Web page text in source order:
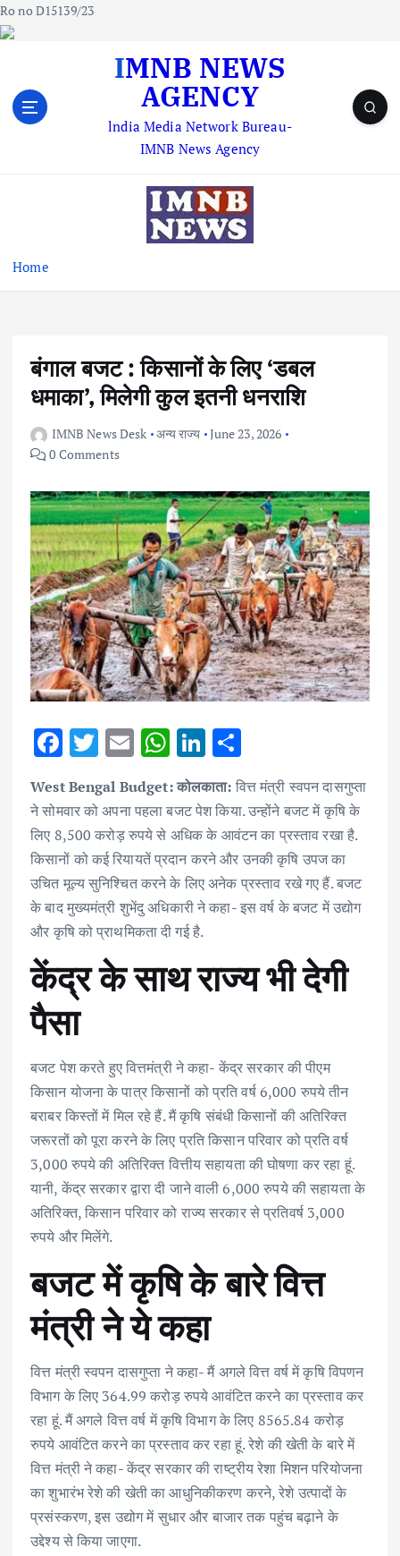
Ro no D15139/23
IMNB NEWS
AGENCY
lndia Media Network Bureau-
IMNB News Agency
Home
बंगाल बजट : किसानों के लिए ‘डबल
धमाका’, मिलेगी कुल इतनी धनराशि
IMNB News Desk अन्य राज्य June 23, 2026
0 Comments
F
e
b
o
o
k
T
w
it
te
r
E
m
ai
l
W
h
at
s
A
p
p
Li
k
e
dI
n
h
ar
e
West Bengal Budget: कोलकाता: वित्त मंत्री स्वपन दासगुप्ता
ने सोमवार को अपना पहला बजट पेश किया. उन्होंने बजट में कृषि के
लिए 8,500 करोड़ रुपये से अधिक के आवंटन का प्रस्ताव रखा है.
किसानों को कई रियायतें प्रदान करने और उनकी कृषि उपज का
उचित मूल्य सुनिश्चित करने के लिए अनेक प्रस्ताव रखे गए हैं. बजट
के बाद मुख्यमंत्री शुभेंदु अधिकारी ने कहा- इस वर्ष के बजट में उद्योग
और कृषि को प्राथमिकता दी गई है.
केंद्र के साथ राज्य भी देगी
पैसा
बजट पेश करते हुए वित्तमंत्री ने कहा- केंद्र सरकार की पीएम
किसान योजना के पात्र किसानों को प्रति वर्ष 6,000 रुपये तीन
बराबर किस्तों में मिल रहे हैं. मैं कृषि संबंधी किसानों की अतिरिक्त
जरूरतों को पूरा करने के लिए प्रति किसान परिवार को प्रति वर्ष
3,000 रुपये की अतिरिक्त वित्तीय सहायता की घोषणा कर रहा हूं.
यानी, केंद्र सरकार द्वारा दी जाने वाली 6,000 रुपये की सहायता के
अतिरिक्त, किसान परिवार को राज्य सरकार से प्रतिवर्ष 3,000
रुपये और मिलेंगे.
बजट में कृषि के बारे वित्त
मंत्री ने ये कहा
वित्त मंत्री स्वपन दासगुप्ता ने कहा- मैं अगले वित्त वर्ष में कृषि विपणन
विभाग के लिए 364.99 करोड़ रुपये आवंटित करने का प्रस्ताव कर
रहा हूं. मैं अगले वित्त वर्ष में कृषि विभाग के लिए 8565.84 करोड़
रुपये आवंटित करने का प्रस्ताव कर रहा हूं. रेशे की खेती के बारे में
वित्त मंत्री ने कहा- केंद्र सरकार की राष्ट्रीय रेशा मिशन परियोजना
का शुभारंभ रेशे की खेती का आधुनिकीकरण करने, रेशे उत्पादों के
प्रसंस्करण, इस उद्योग में सुधार और बाजार तक पहुंच बढ़ाने के
उद्देश्य से किया जाएगा.